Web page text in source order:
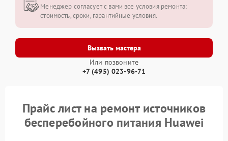
Вызвать мастера
Или позвоните
+7 (495) 023-96-71
Менеджер согласует с вами все условия ремонта:
стоимость, сроки, гарантийные условия.
Прайс лист на ремонт источников
бесперебойного питания Huawei